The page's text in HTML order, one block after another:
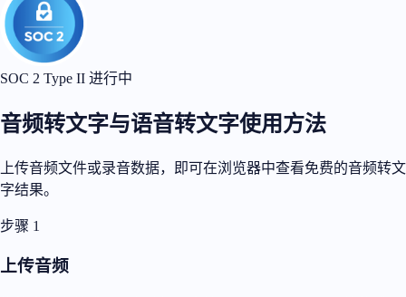
SOC 2 Type II 进行中
音频转文字与语音转文字使用方法
上传音频文件或录音数据，即可在浏览器中查看免费的音频转文
字结果。
步骤 1
上传音频